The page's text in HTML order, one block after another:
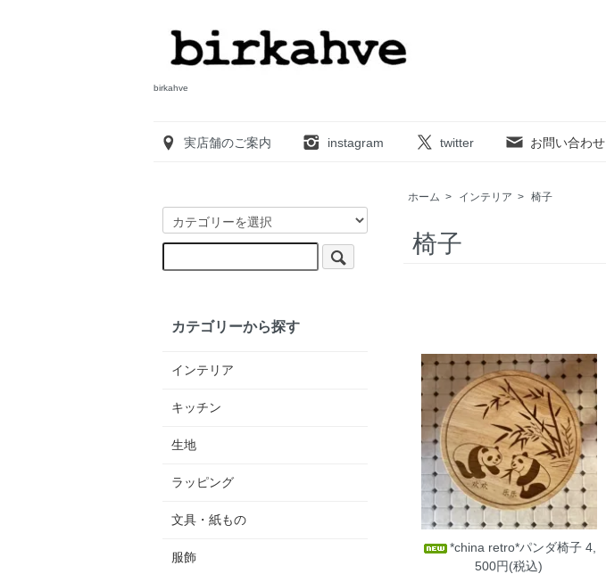
birkahve
実店舗のご案内 instagram twitter お問い合わせ
ホーム > インテリア > 椅子
椅子
*china retro*パンダ椅子 4,
500円(税込)
カテゴリーから探す
インテリア
キッチン
生地
ラッピング
文具・紙もの
服飾